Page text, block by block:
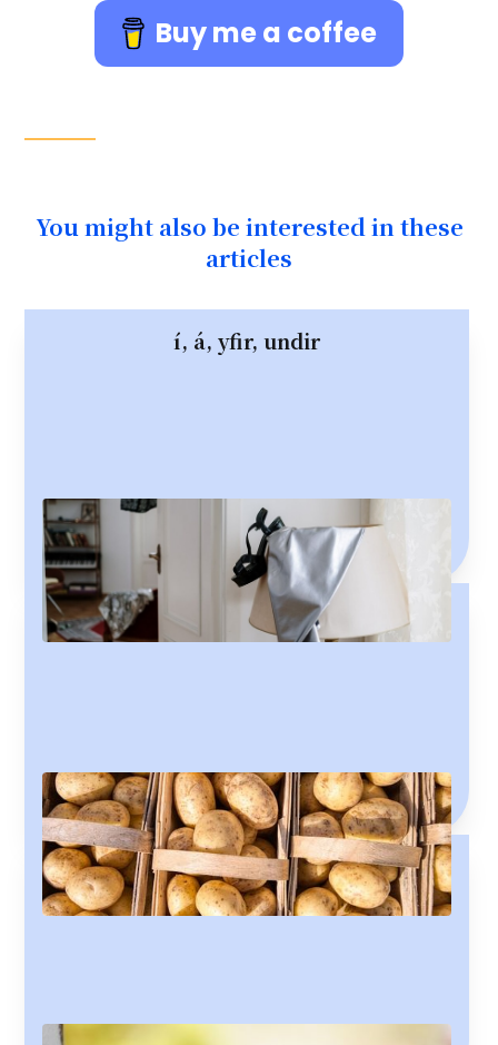
Buy me a coffee
You might also be interested in these
articles
í, á, yfir, undir
The difference between riding your bike to school and
riding it around the halls at school is small. Best learn
about it!
Meira vs. fleira
Learn when to use 'meira' and 'fleira' without sounding
like a silly bugger!
How to Learn Grammar
Way too many people are way too obsessed with